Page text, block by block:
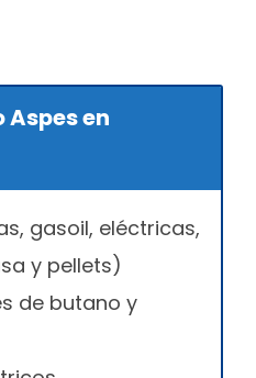
en
gasoil, eléctricas,
y pellets)
de butano y